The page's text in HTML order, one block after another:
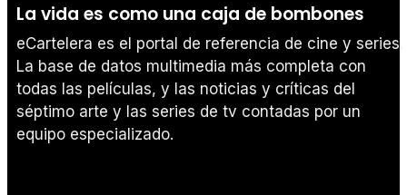
La vida es como una caja de bombones
eCartelera es el portal de referencia de cine y series.
La base de datos multimedia más completa con
todas las películas, y las noticias y críticas del
séptimo arte y las series de tv contadas por un
equipo especializado.